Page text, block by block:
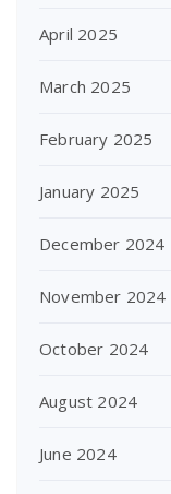
April 2025
March 2025
February 2025
January 2025
December 2024
November 2024
October 2024
August 2024
June 2024